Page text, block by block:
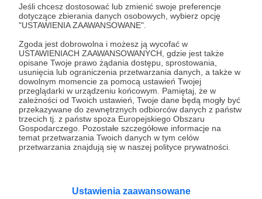
Jeśli chcesz dostosować lub zmienić swoje preferencje
dotyczące zbierania danych osobowych, wybierz opcję
"USTAWIENIA ZAAWANSOWANE".
Zgoda jest dobrowolna i możesz ją wycofać w
USTAWIENIACH ZAAWANSOWANYCH, gdzie jest także
opisane Twoje prawo żądania dostępu, sprostowania,
usunięcia lub ograniczenia przetwarzania danych, a także w
dowolnym momencie za pomocą ustawień Twojej
przeglądarki w urządzeniu końcowym. Pamiętaj, że w
zależności od Twoich ustawień, Twoje dane będą mogły być
przekazywane do zewnętrznych odbiorców danych z państw
trzecich tj. z państw spoza Europejskiego Obszaru
Gospodarczego. Pozostałe szczegółowe informacje na
temat przetwarzania Twoich danych w tym celów
przetwarzania znajdują się w naszej polityce prywatności.
Ustawienia zaawansowane
Oprócz pocztówki wybiorę dla Ciebie coś
specjalnego, na miejscowym ryneczku, mały
pocztówką pod Twój adres. A resztę pewnie
przehulam na bezołowiową i olej silnikowy.
Patroni: 0
350 zł miesięcznie